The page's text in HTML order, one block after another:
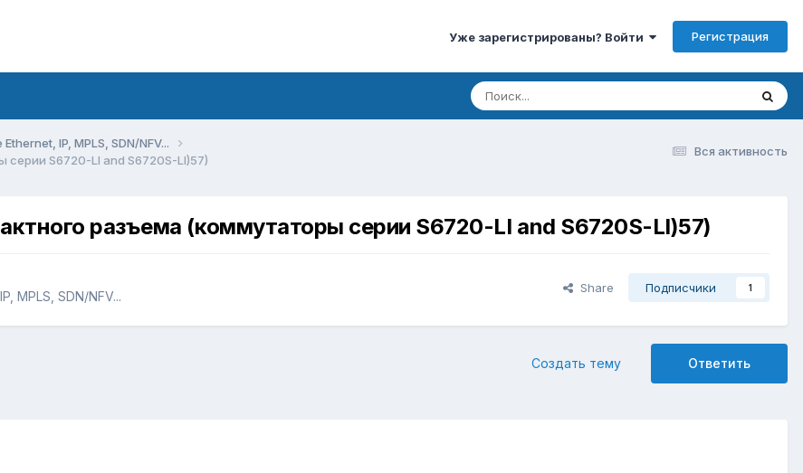
Уже зарегистрированы? Войти Регистрация
Вся активность
IP, MPLS, SDN/NFV...
серии S6720-LI and S6720S-LI)57)
разъема (коммутаторы серии S6720-LI and S6720S-LI)57)
MPLS, SDN/NFV...
Share Подписчики 1
Ответить
Создать тему